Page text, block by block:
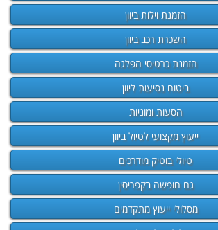
הזמנת וילות ביוון
השכרת רכב ביוון
הזמנת כרטיסי הפלגה
ביטוח נסיעות ליוון
הסעות ומוניות
ייעוץ מקצועי לטיול ביוון
טיולי בוטיק מודרכים
גם חופשה בקפריסין
מסלולי ייעוץ מתקדמים